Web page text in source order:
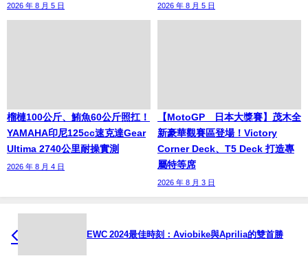
2026 年 8 月 5 日 2026 年 8 月 5 日
榴槤100公斤、鮪魚60公斤照扛！
YAMAHA印尼125cc速克達Gear
Ultima 2740公里耐操實測
2026 年 8 月 4 日
【MotoGP™日本大獎賽】茂木全
新豪華觀賽區登場！Victory
Corner Deck、T5 Deck 打造專
屬特等席
2026 年 8 月 3 日
EWC 2024最佳時刻：Aviobike與Aprilia的雙首勝